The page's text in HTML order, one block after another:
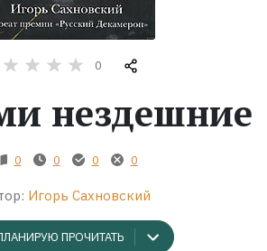
0
нездешние
0 0 0 0
Игорь Сахновский
ПРОЧИТАТЬ